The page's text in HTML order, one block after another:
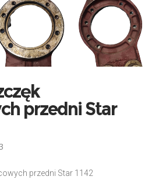
przedni Star
przedni Star 1142